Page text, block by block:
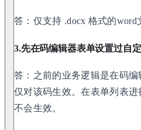
答：仅支持 .docx 格式的word
3.先在码编辑器表单设置过自
答：之前的业务逻辑是在码
仅对该码生效。在表单列表
不会生效。